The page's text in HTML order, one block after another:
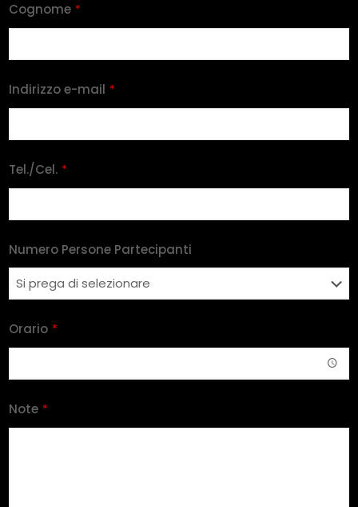
Cognome *
Indirizzo e-mail *
Tel./Cel. *
Numero Persone Partecipanti
Orario *
Note *